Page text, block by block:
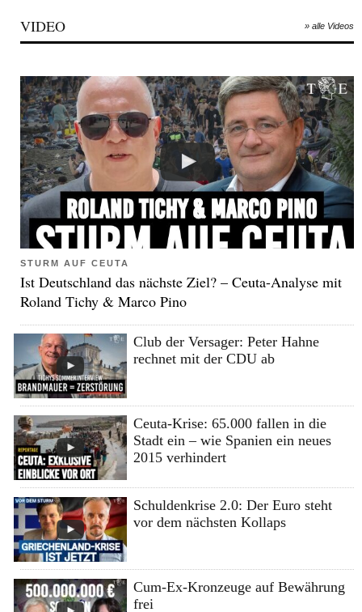
VIDEO » alle Videos
STURM AUF CEUTA
Ist Deutschland das nächste Ziel? – Ceuta-Analyse mit
Roland Tichy & Marco Pino
Club der Versager: Peter Hahne
rechnet mit der CDU ab
Ceuta-Krise: 65.000 fallen in die
Stadt ein – wie Spanien ein neues
2015 verhindert
Schuldenkrise 2.0: Der Euro steht
vor dem nächsten Kollaps
Cum-Ex-Kronzeuge auf Bewährung
frei